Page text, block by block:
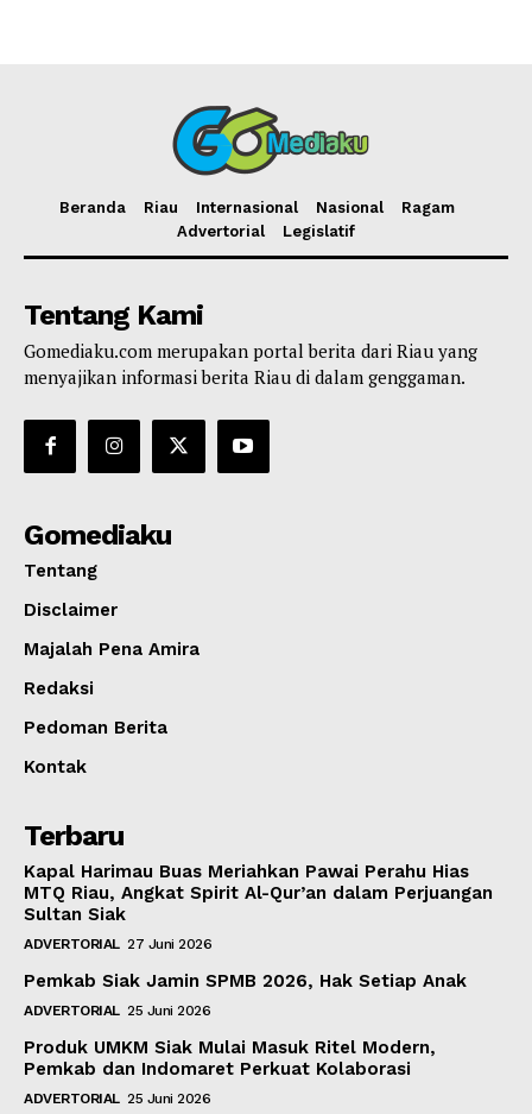
Beranda Riau Internasional Nasional
Ragam
Advertorial
Legislatif
Tentang Kami
Gomediaku.com merupakan portal berita dari Riau yang
menyajikan informasi berita Riau di dalam genggaman.
Gomediaku
Tentang
Disclaimer
Majalah Pena Amira
Redaksi
Pedoman Berita
Kontak
Terbaru
Kapal Harimau Buas Meriahkan Pawai Perahu Hias
MTQ Riau, Angkat Spirit Al-Qur’an dalam Perjuangan
Sultan Siak
ADVERTORIAL 27 Juni 2026
Pemkab Siak Jamin SPMB 2026, Hak Setiap Anak
ADVERTORIAL 25 Juni 2026
Produk UMKM Siak Mulai Masuk Ritel Modern,
Pemkab dan Indomaret Perkuat Kolaborasi
ADVERTORIAL 25 Juni 2026